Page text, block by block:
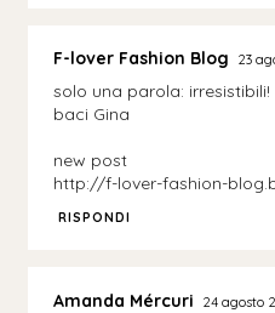
F-lover Fashion Blog 23
solo una parola: irresistibili!
baci Gina
new post
http://f-lover-fashion-
RISPONDI
Amanda Mércuri 24 agosto